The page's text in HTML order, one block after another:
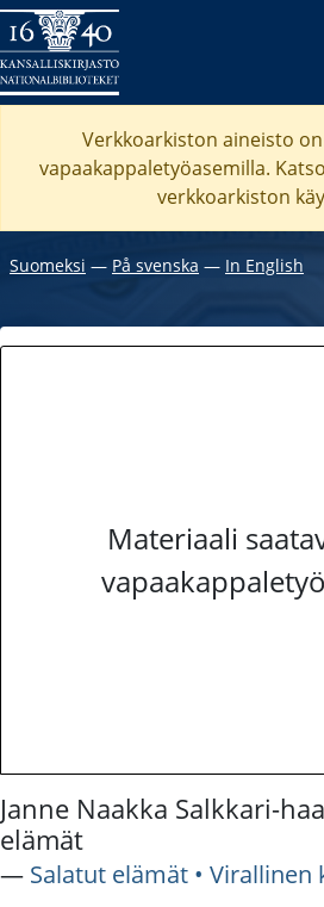
Verkkoarkiston aineisto
vapaakappaletyöasemilla. Katso
verkkoarkiston
Suomeksi ― På svenska ― In English
Materiaali
Janne Naakka Salkkari-
elämät
― Salatut elämät • Virallinen